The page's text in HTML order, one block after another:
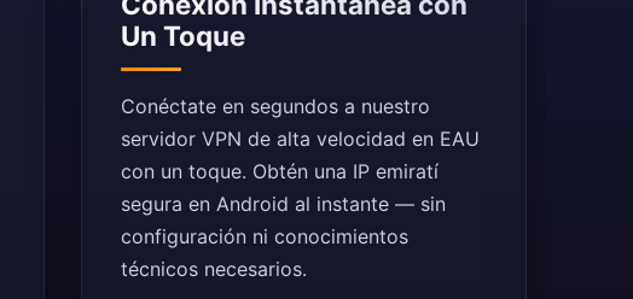
Un Toque
Conéctate en segundos a nuestro
servidor VPN de alta velocidad en EAU
con un toque. Obtén una IP emiratí
segura en Android al instante — sin
configuración ni conocimientos
técnicos necesarios.